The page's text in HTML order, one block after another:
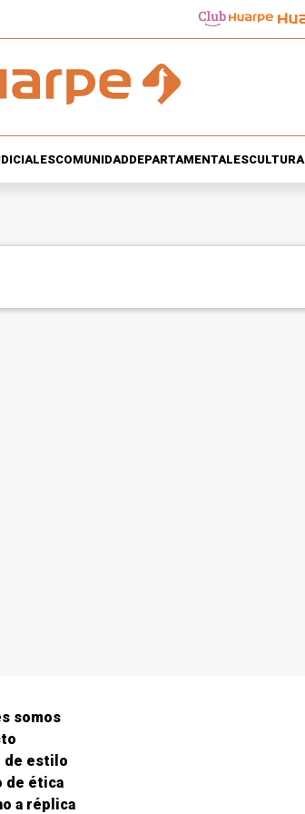
COMUNIDADDEPARTAMENTALESCULTURA
somos
de estilo
de ética
a réplica